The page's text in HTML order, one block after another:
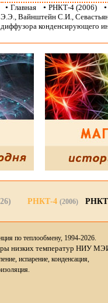
• Главная • РНКТ-4 (2006)
Э.Э., Вайнштейн С.И.,
диффузора конденсирующего
РНКТ-4 (2006)
по теплообмену, 1994-2026.
низких температур НИУ
испарение, конденсация,